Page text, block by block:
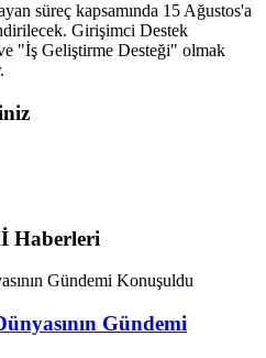
süreç kapsamında 15 Ağustos'a
Girişimci Destek
"İş Geliştirme Desteği" olmak
Haberleri
Gündemi